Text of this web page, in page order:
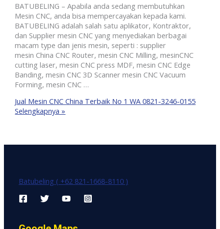
BATUBELING – Apabila anda sedang membutuhkan
Mesin CNC, anda bisa mempercayakan kepada kami.
BATUBELING adalah salah satu aplikator, Kontraktor,
dan Supplier mesin CNC yang menyediakan berbagai
macam type dan jenis mesin, seperti : supplier
mesin China CNC Router, mesin CNC Milling, mesinCNC
cutting laser, mesin CNC press MDF, mesin CNC Edge
Banding, mesin CNC 3D Scanner mesin CNC Vacuum
Forming, mesin CNC …
Jual Mesin CNC China Terbaik No 1 WA 0821-3246-0155
Selengkapnya »
Batubeling ( +62 821-1668-8110 )